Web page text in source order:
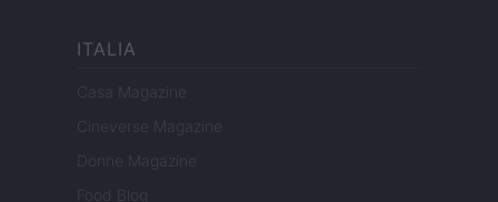
ITALIA
Casa Magazine
Cineverse Magazine
Donne Magazine
Food Blog